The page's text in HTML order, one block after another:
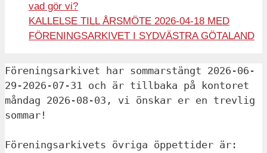
vad gör vi?
KALLELSE TILL ÅRSMÖTE 2026-04-18 MED
FÖRENINGSARKIVET I SYDVÄSTRA GÖTALAND
Föreningsarkivet har sommarstängt 2026-06-
29-2026-07-31 och är tillbaka på kontoret
måndag 2026-08-03, vi önskar er en trevlig
sommar!
Föreningsarkivets övriga öppettider är: